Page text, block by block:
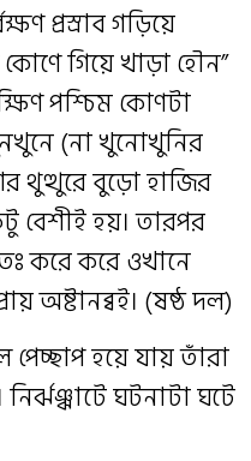
প্রস্রাব গড়িয়ে
গিয়ে খাড়া হৌন”
পশ্চিম কোণটা
(না খুনোখুনির
থুত্থুরে বুড়ো হাজির
বেশীই হয়। তারপর
করে করে ওখানে
অষ্টানব্ব‌ই। (ষষ্ঠ দল)
হয়ে যায় তাঁরা
ঘটনাটা ঘটে